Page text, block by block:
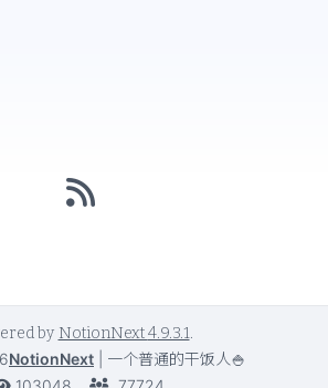
by NotionNext4.9.3.1.
NotionNext
一个普通的干饭人🍚